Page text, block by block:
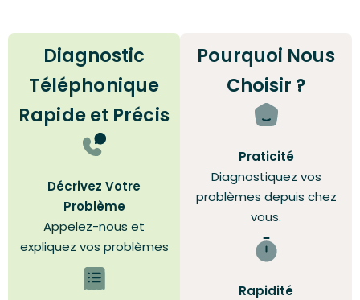
Diagnostic
Téléphonique
Rapide et Précis
Décrivez Votre
Problème
Appelez-nous et
expliquez vos problèmes
Pourquoi Nous
Choisir ?
Praticité
Diagnostiquez vos
problèmes depuis chez
vous.
Rapidité